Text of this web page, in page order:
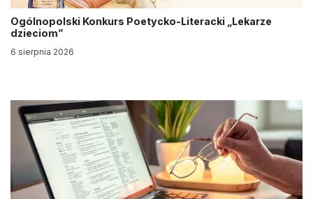
Ogólnopolski Konkurs Poetycko-Literacki „Lekarze
dzieciom”
6 sierpnia 2026